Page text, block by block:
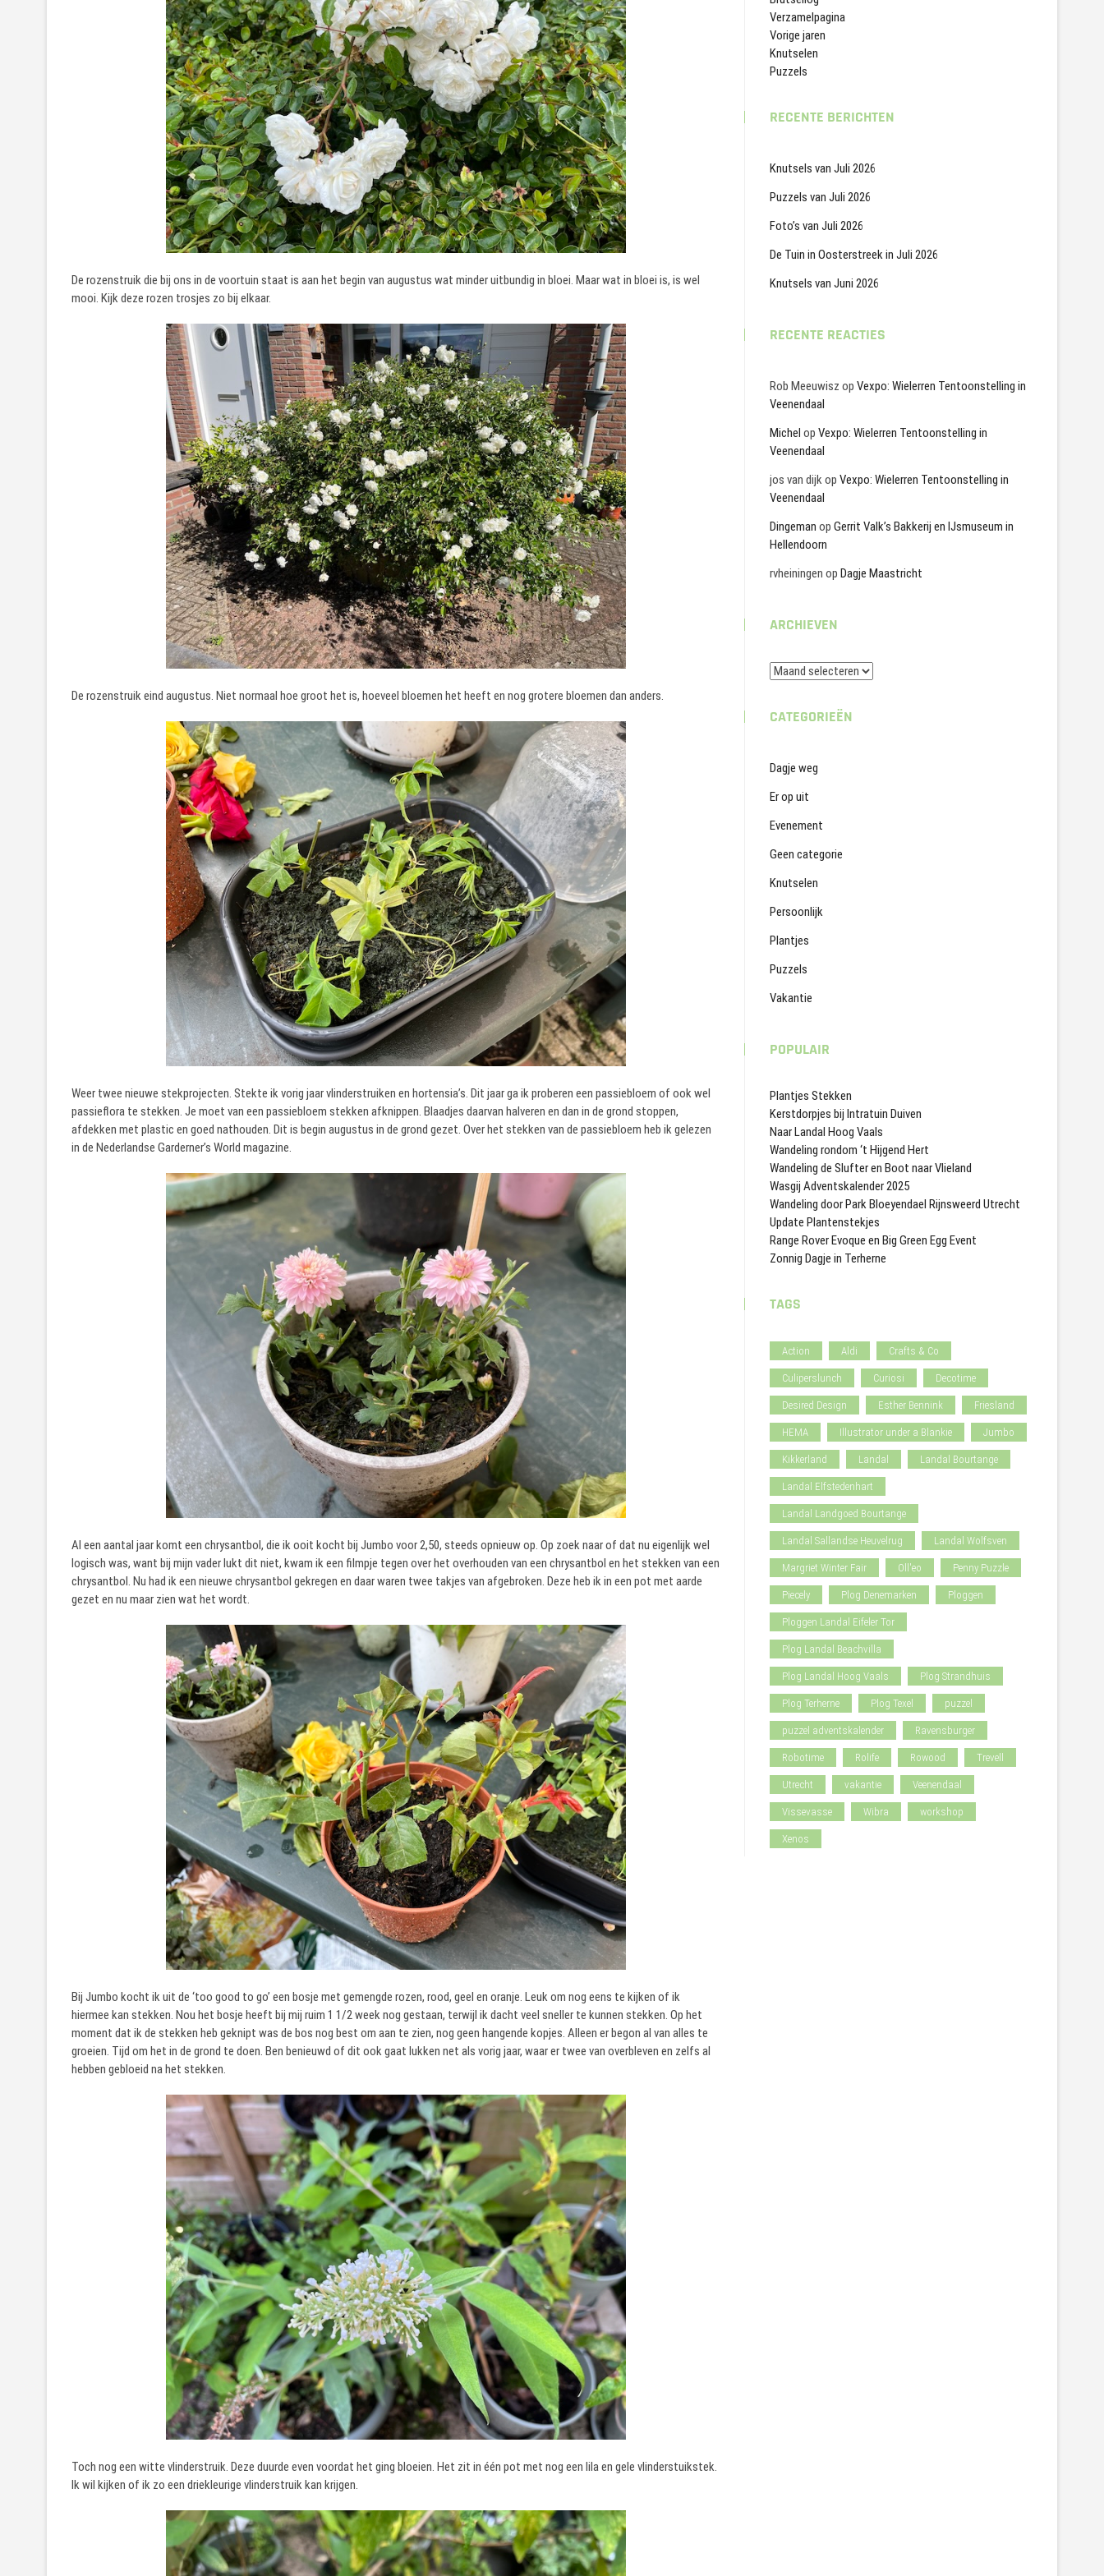
De rozenstruik die bij ons in de voortuin staat is aan het begin van augustus wat minder uitbundig in bloei. Maar wat in bloei is, is wel
mooi. Kijk deze rozen trosjes zo bij elkaar.
De rozenstruik eind augustus. Niet normaal hoe groot het is, hoeveel bloemen het heeft en nog grotere bloemen dan anders.
Weer twee nieuwe stekprojecten. Stekte ik vorig jaar vlinderstruiken en hortensia’s. Dit jaar ga ik proberen een passiebloem of ook wel
passieflora te stekken. Je moet van een passiebloem stekken afknippen. Blaadjes daarvan halveren en dan in de grond stoppen,
afdekken met plastic en goed nathouden. Dit is begin augustus in de grond gezet. Over het stekken van de passiebloem heb ik gelezen
in de Nederlandse Garderner’s World magazine.
Al een aantal jaar komt een chrysantbol, die ik ooit kocht bij Jumbo voor 2,50, steeds opnieuw op. Op zoek naar of dat nu eigenlijk wel
logisch was, want bij mijn vader lukt dit niet, kwam ik een filmpje tegen over het overhouden van een chrysantbol en het stekken van een
chrysantbol. Nu had ik een nieuwe chrysantbol gekregen en daar waren twee takjes van afgebroken. Deze heb ik in een pot met aarde
gezet en nu maar zien wat het wordt.
Bij Jumbo kocht ik uit de ‘too good to go’ een bosje met gemengde rozen, rood, geel en oranje. Leuk om nog eens te kijken of ik
hiermee kan stekken. Nou het bosje heeft bij mij ruim 1 1/2 week nog gestaan, terwijl ik dacht veel sneller te kunnen stekken. Op het
moment dat ik de stekken heb geknipt was de bos nog best om aan te zien, nog geen hangende kopjes. Alleen er begon al van alles te
groeien. Tijd om het in de grond te doen. Ben benieuwd of dit ook gaat lukken net als vorig jaar, waar er twee van overbleven en zelfs al
hebben gebloeid na het stekken.
Toch nog een witte vlinderstruik. Deze duurde even voordat het ging bloeien. Het zit in één pot met nog een lila en gele vlinderstuikstek.
Ik wil kijken of ik zo een driekleurige vlinderstruik kan krijgen.
Verzamelpagina
Vorige jaren
Knutselen
Puzzels
RECENTE BERICHTEN
Knutsels van Juli 2026
Puzzels van Juli 2026
Foto’s van Juli 2026
De Tuin in Oosterstreek in Juli 2026
Knutsels van Juni 2026
RECENTE REACTIES
Rob Meeuwisz op Vexpo: Wielerren Tentoonstelling in
Veenendaal
Michel op Vexpo: Wielerren Tentoonstelling in
Veenendaal
jos van dijkop Vexpo: Wielerren Tentoonstelling in
Veenendaal
Dingeman op Gerrit Valk’s Bakkerij en IJsmuseum in
Hellendoorn
rvheiningen op Dagje Maastricht
ARCHIEVEN
Archieven
CATEGORIEËN
Dagje weg
Er op uit
Evenement
Geen categorie
Knutselen
Persoonlijk
Plantjes
Puzzels
Vakantie
POPULAIR
Plantjes Stekken
Kerstdorpjes bij Intratuin Duiven
Naar Landal Hoog Vaals
Wandeling rondom ‘t Hijgend Hert
Wandeling de Slufter en Boot naar Vlieland
Wasgij Adventskalender 2025
Wandeling door Park Bloeyendael Rijnsweerd Utrecht
Update Plantenstekjes
Range Rover Evoque en Big Green Egg Event
Zonnig Dagje in Terherne
TAGS
Action Aldi Crafts & Co
Culiperslunch Curiosi Decotime
Desired Design Esther Bennink Friesland
HEMA Illustrator under a Blankie Jumbo
Kikkerland Landal Landal Bourtange
Landal Elfstedenhart
Landal Landgoed Bourtange
Landal Sallandse Heuvelrug Landal Wolfsven
Margriet Winter Fair Oll'eo Penny Puzzle
Piecely Plog Denemarken Ploggen
Ploggen Landal Eifeler Tor
Plog Landal Beachvilla
Plog Landal Hoog Vaals Plog Strandhuis
Plog Terherne Plog Texel puzzel
puzzel adventskalender Ravensburger
Robotime Rolife Rowood Trevell
Utrecht vakantie Veenendaal
Vissevasse Wibra workshop
Xenos